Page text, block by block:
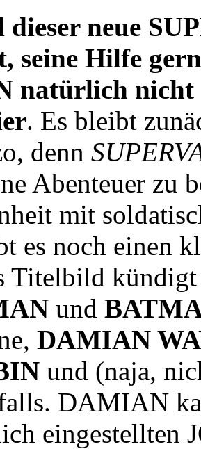
dieser neue
seine Hilfe
natürlich nicht
. Es bleibt
denn
Abenteuer zu
mit
es noch einen
Titelbild
und
DAMIAN
und (naja,
DAMIAN
eingestellten